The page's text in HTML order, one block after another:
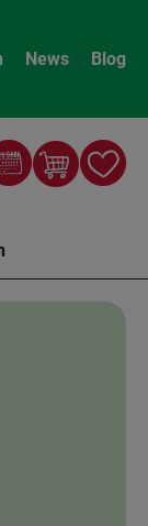
News Blog
(aktuell 4